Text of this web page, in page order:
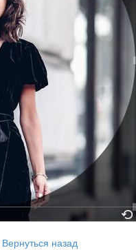
Вернуться назад